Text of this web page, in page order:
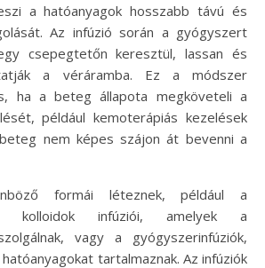
a hatóanyagok hosszabb távú és
Az infúzió során a gyógyszert
csepegtetőn keresztül, lassan és
a véráramba. Ez a módszer
ha a beteg állapota megköveteli a
például kemoterápiás kezelések
nem képes szájon át bevenni a
formái léteznek, például a
kolloidok infúziói, amelyek a
vagy a gyógyszerinfúziók,
tartalmaznak. Az infúziók